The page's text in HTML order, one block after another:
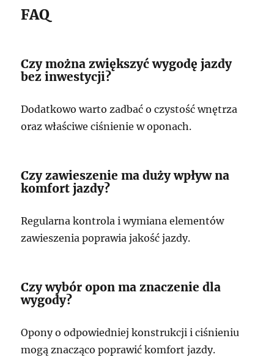
FAQ
Czy można zwiększyć wygodę jazdy
bez inwestycji?
Dodatkowo warto zadbać o czystość wnętrza
oraz właściwe ciśnienie w oponach.
Czy zawieszenie ma duży wpływ na
komfort jazdy?
Regularna kontrola i wymiana elementów
zawieszenia poprawia jakość jazdy.
Czy wybór opon ma znaczenie dla
wygody?
Opony o odpowiedniej konstrukcji i ciśnieniu
mogą znacząco poprawić komfort jazdy.